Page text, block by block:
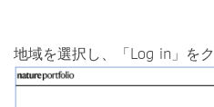
地域を選択し、「Log in」をク